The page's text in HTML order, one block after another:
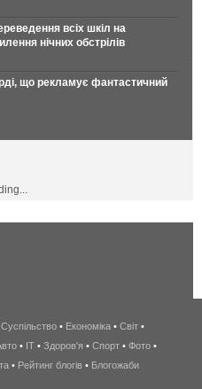
всіх шкіл на
нічних обстрілів
що рекламує фантастичний
беспроводной
интернет
киев
Суспільство • Економіка • Світ •
• IT • Здоров'я • Спорт • Фото •
• Рейтинг блогів • Блогожаби